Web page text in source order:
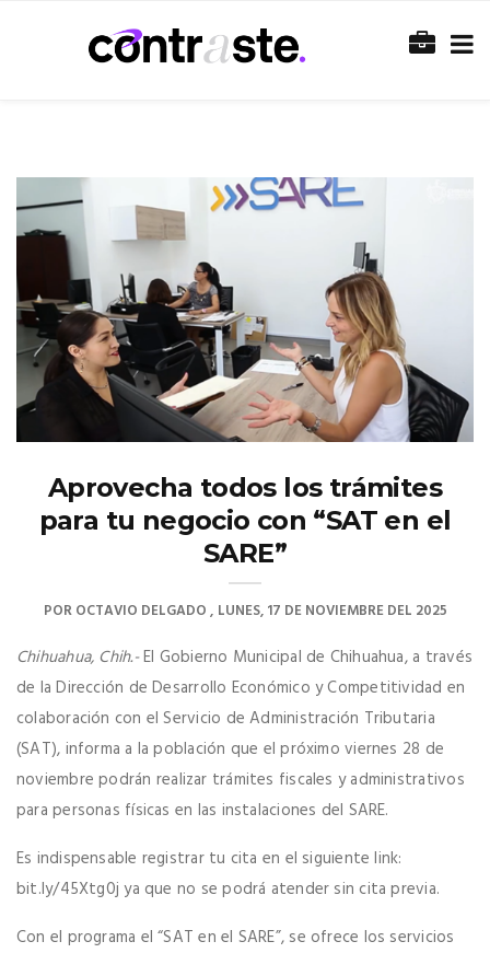
Aprovecha todos los trámites
para tu negocio con “SAT en el
SARE”
POROCTAVIO DELGADO LUNES, 17 DE NOVIEMBRE DEL 2025
Chihuahua, Chih.-El Gobierno Municipal de Chihuahua, a través
de la Dirección de Desarrollo Económico y Competitividad en
colaboración con el Servicio de Administración Tributaria
(SAT), informa a la población que el próximo viernes 28 de
noviembre podrán realizar trámites fiscales y administrativos
para personas físicas en las instalaciones del SARE.
Es indispensable registrar tu cita en el siguiente link:
bit.ly/45Xtg0j ya que no se podrá atender sin cita previa.
Con el programa el “SAT en el SARE”, se ofrece los servicios